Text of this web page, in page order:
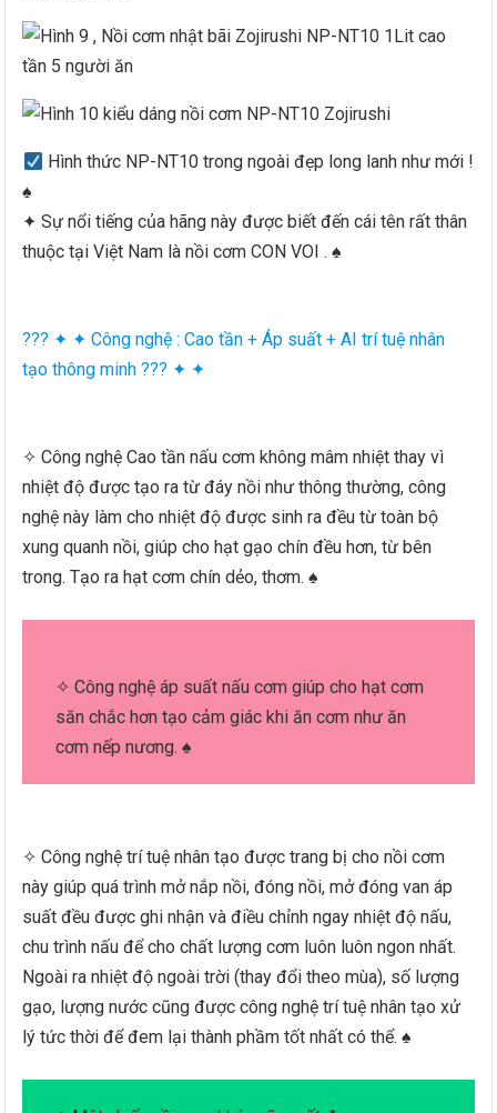
Hình thức NP-NT10 trong ngoài đẹp long lanh như mới !
♠
✦ Sự nổi tiếng của hãng này được biết đến cái tên rất thân
thuộc tại Việt Nam là nồi cơm CON VOI . ♠
??? ✦ ✦ Công nghệ : Cao tần + Áp suất + AI trí tuệ nhân
tạo thông minh ??? ✦ ✦
✧ Công nghệ Cao tần nấu cơm không mâm nhiệt thay vì
nhiệt độ được tạo ra từ đáy nồi như thông thường, công
nghệ này làm cho nhiệt độ được sinh ra đều từ toàn bộ
xung quanh nồi, giúp cho hạt gạo chín đều hơn, từ bên
trong. Tạo ra hạt cơm chín dẻo, thơm. ♠
✧ Công nghệ áp suất nấu cơm giúp cho hạt cơm
săn chắc hơn tạo cảm giác khi ăn cơm như ăn
cơm nếp nương. ♠
✧ Công nghệ trí tuệ nhân tạo được trang bị cho nồi cơm
này giúp quá trình mở nắp nồi, đóng nồi, mở đóng van áp
suất đều được ghi nhận và điều chỉnh ngay nhiệt độ nấu,
chu trình nấu để cho chất lượng cơm luôn luôn ngon nhất.
Ngoài ra nhiệt độ ngoài trời (thay đổi theo mùa), số lượng
gạo, lượng nước cũng được công nghệ trí tuệ nhân tạo xử
lý tức thời để đem lại thành phầm tốt nhất có thể. ♠